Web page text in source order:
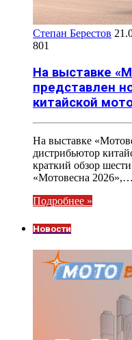
Степан Берестов
801
На выставке
представлен
китайской
На выставке
дистрибьютор
краткий обзор
«Мотовесна 2026»,…
Подробнее »
Новости